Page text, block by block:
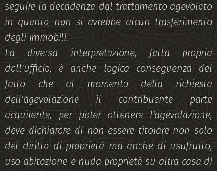
seguire la decadenza dal trattamento agevolato
in quanto non si avrebbe alcun trasferimento
degli immobili.
La diversa interpretazione, fatta propria
dall'ufficio, è anche logica conseguenza del
fatto che al momento della richiesta
dell'agevolazione il contribuente parte
acquirente, per poter ottenere l'agevolazione,
deve dichiarare di non essere titolare non solo
del diritto di proprietà ma anche di usufrutto,
uso abitazione e nuda proprietà su altra casa di